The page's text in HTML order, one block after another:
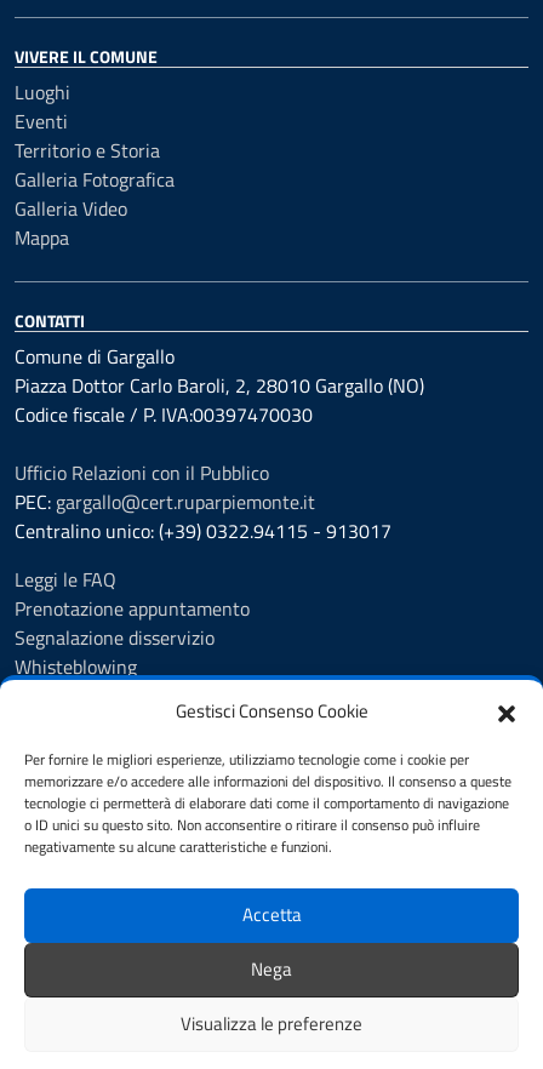
Gestisci Consenso Cookie
Per fornire le migliori esperienze, utilizziamo tecnologie come i cookie per
memorizzare e/o accedere alle informazioni del dispositivo. Il consenso a queste
tecnologie ci permetterà di elaborare dati come il comportamento di navigazione
o ID unici su questo sito. Non acconsentire o ritirare il consenso può influire
negativamente su alcune caratteristiche e funzioni.
Accetta
Nega
Visualizza le preferenze
VIVERE IL COMUNE
Luoghi
Eventi
Territorio e Storia
Galleria Fotografica
Galleria Video
Mappa
CONTATTI
Comune di Gargallo
Piazza Dottor Carlo Baroli, 2, 28010 Gargallo (NO)
Codice fiscale / P. IVA:00397470030
Ufficio Relazioni con il Pubblico
PEC: gargallo@cert.ruparpiemonte.it
Centralino unico: (+39) 0322.94115 - 913017
Leggi le FAQ
Prenotazione appuntamento
Segnalazione disservizio
Whisteblowing
Albo Pretorio
Informativa privacy
Note legali
Dichiarazione di accessibilità
SEGUICI SU
Facebook